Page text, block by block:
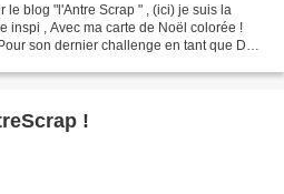
le blog "l'Antre Scrap " , (ici) je suis la
inspi , Avec ma carte de Noël colorée !
son dernier challenge en tant que DT
!